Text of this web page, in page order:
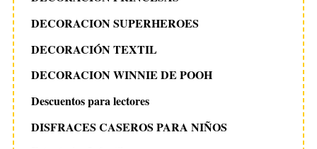
DECORACION SUPERHEROES
DECORACIÓN TEXTIL
DECORACION WINNIE DE POOH
Descuentos para lectores
DISFRACES CASEROS PARA NIÑOS